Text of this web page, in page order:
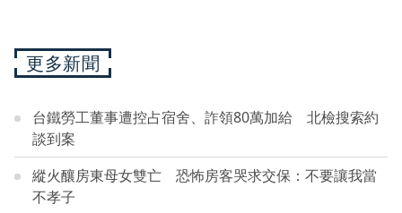
更多新聞
台鐵勞工董事遭控占宿舍、詐領80萬加給 北檢搜索約
談到案
縱火釀房東母女雙亡 恐怖房客哭求交保：不要讓我當
不孝子